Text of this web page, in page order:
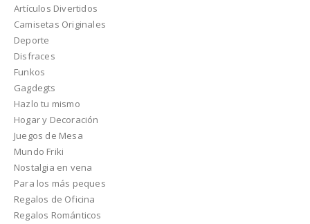
Artículos Divertidos
Camisetas Originales
Deporte
Disfraces
Funkos
Gagdegts
Hazlo tu mismo
Hogar y Decoración
Juegos de Mesa
Mundo Friki
Nostalgia en vena
Para los más peques
Regalos de Oficina
Regalos Románticos